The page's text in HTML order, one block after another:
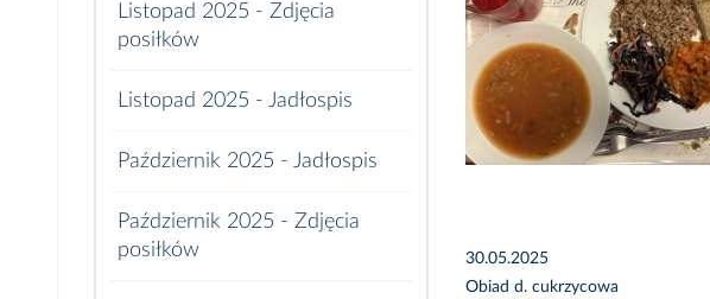
Listopad 2025 - Zdjęcia
posiłków
Listopad 2025 - Jadłospis
Październik 2025 - Jadłospis
Październik 2025 - Zdjęcia
posiłków
30.05.2025
Obiad d. cukrzycowa